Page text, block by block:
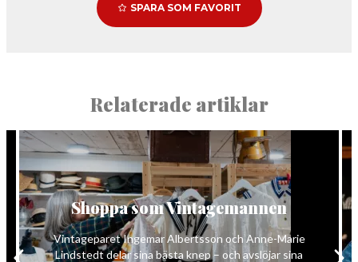
SPARA SOM FAVORIT
Relaterade artiklar
Shoppa som Vintagemannen
Vintageparet Ingemar Albertsson och Anne-Marie
Lindstedt delar sina bästa knep – och avslöjar sina